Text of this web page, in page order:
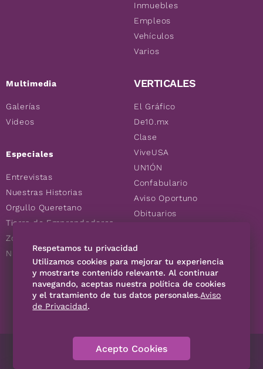
Multimedia
Galerías
Videos
Especiales
Entrevistas
Nuestras Historias
Orgullo Queretano
Tierra de Emprendedores
Zoociales
Nuevos Queretanos
Inmuebles
Empleos
Vehículos
Varios
VERTICALES
El Gráfico
De10.mx
Clase
ViveUSA
UN1ÓN
Confabulario
Aviso Oportuno
Obituarios
Consultas
SÍGUENOS
Contáctanos Código de Ética
Respetamos tu privacidad
Utilizamos cookies para mejorar tu experiencia
y mostrarte contenido relevante. Al continuar
navegando, aceptas nuestra política de cookies
y el tratamiento de tus datos personales.Aviso
de Privacidad.
Acepto Cookies